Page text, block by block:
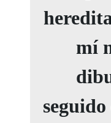
mí